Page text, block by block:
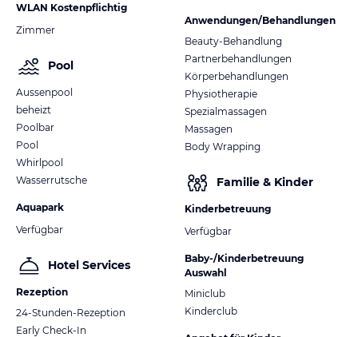
WLAN Kostenpflichtig
Zimmer
Pool
Aussenpool
beheizt
Poolbar
Pool
Whirlpool
Wasserrutsche
Aquapark
Verfügbar
Hotel Services
Rezeption
24-Stunden-Rezeption
Early Check-In
Anwendungen/Behandlungen
Beauty-Behandlung
Partnerbehandlungen
Körperbehandlungen
Physiotherapie
Spezialmassagen
Massagen
Body Wrapping
Familie & Kinder
Kinderbetreuung
Verfügbar
Baby-/Kinderbetreuung
Auswahl
Miniclub
Kinderclub